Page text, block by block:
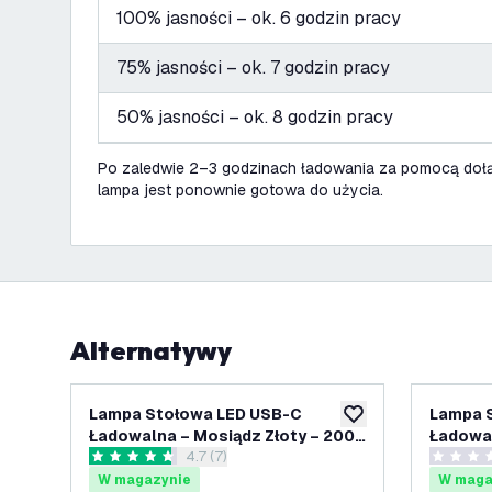
100% jasności – ok. 6 godzin pracy
75% jasności – ok. 7 godzin pracy
50% jasności – ok. 8 godzin pracy
Po zaledwie 2–3 godzinach ładowania za pomocą
lampa jest ponownie gotowa do użycia.
Alternatywy
dodaj do listy
Lampa Stołowa LED USB-C
Ładowalna – Mosiądz Złoty – 200
Lumenów – 2700K–5000K – IP54 –
Akumulator 4400mAh - Nyra
otwórz panel recenzji
4.7 Gwiazdki oceny
4.7 (7)
W magazynie
Lampa
0
W